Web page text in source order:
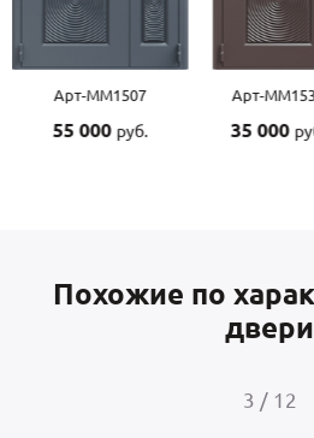
Арт-ММ1507
55 000 руб.
Арт-
35 000
Похожие по
двери
3 / 12